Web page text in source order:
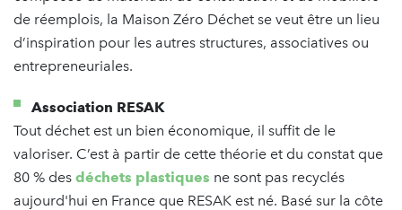
de réemplois, la Maison Zéro Déchet se veut être un lieu
d’inspiration pour les autres structures, associatives ou
entrepreneuriales.
Association RESAK
Tout déchet est un bien économique, il suffit de le
valoriser. C’est à partir de cette théorie et du constat que
80 % des déchets plastiques ne sont pas recyclés
aujourd'hui en France que RESAK est né. Basé sur la côte